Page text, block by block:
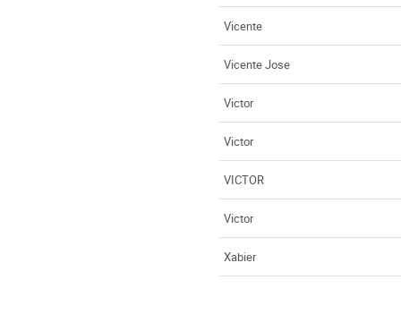
Vicente
Vicente Jose
Victor
Victor
VICTOR
Victor
Xabier